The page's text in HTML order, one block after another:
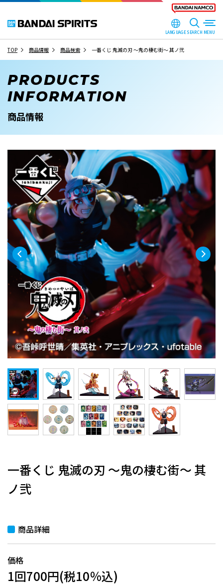
LANGUAGESEARCH
TOP 商品情報 商品検索 一番くじ 鬼滅の刃 ～鬼の棲む街～ 其ノ弐
PRODUCTS
INFORMATION
商品情報
一番くじ 鬼滅の刃 ～鬼の棲む街～ 其
ノ弐
商品詳細
価格
1回700円(税10％込)